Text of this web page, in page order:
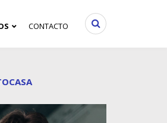
CONTACTO